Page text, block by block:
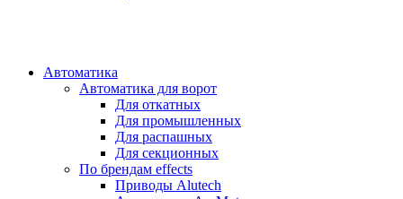
Автоматика
Автоматика для ворот
Для откатных
Для промышленных
Для распашных
Для секционных
По брендам effects
Приводы Alutech